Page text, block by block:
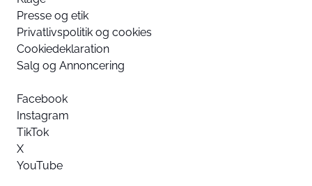
Presse og etik
Privatlivspolitik og cookies
Cookiedeklaration
Salg og Annoncering
Facebook
Instagram
TikTok
X
YouTube